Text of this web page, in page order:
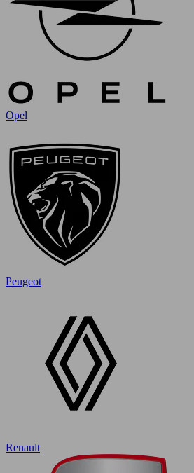
Opel
Peugeot
Renault